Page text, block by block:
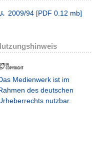
2009/94 [PDF 0.12 mb]
Medienwerk ist im
des deutschen
nutzbar.